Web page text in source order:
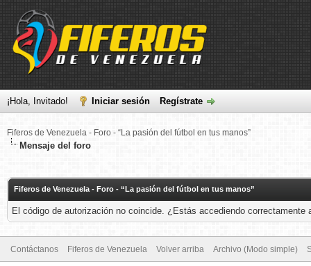
¡Hola, Invitado! Iniciar sesión Regístrate
Fiferos de Venezuela - Foro - “La pasión del fútbol en tus manos”
Mensaje del foro
Fiferos de Venezuela - Foro - “La pasión del fútbol en tus manos”
El código de autorización no coincide. ¿Estás accediendo
Contáctanos Fiferos de Venezuela Volver arriba Archivo (Modo simple)